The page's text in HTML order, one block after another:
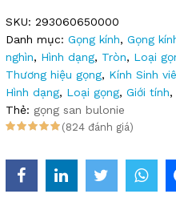
SKU: 293060650000
Danh mục: Gọng kính, Gọng
nghìn, Hình dạng, Tròn, Loại
Thương hiệu gọng, Kính Sinh
Hình dạng, Loại gọng, Giới tính,
Thẻ: gọng san bulonie
(824 đánh giá)